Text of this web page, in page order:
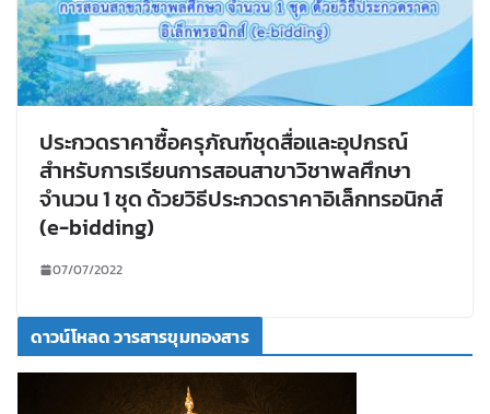
ประกวดราคาซื้อครุภัณฑ์ชุดสื่อและอุปกรณ์
สำหรับการเรียนการสอนสาขาวิชาพลศึกษา
จำนวน 1 ชุด ด้วยวิธีประกวดราคาอิเล็กทรอนิกส์
(e-bidding)
07/07/2022
ดาวน์โหลด วารสารขุมทองสาร